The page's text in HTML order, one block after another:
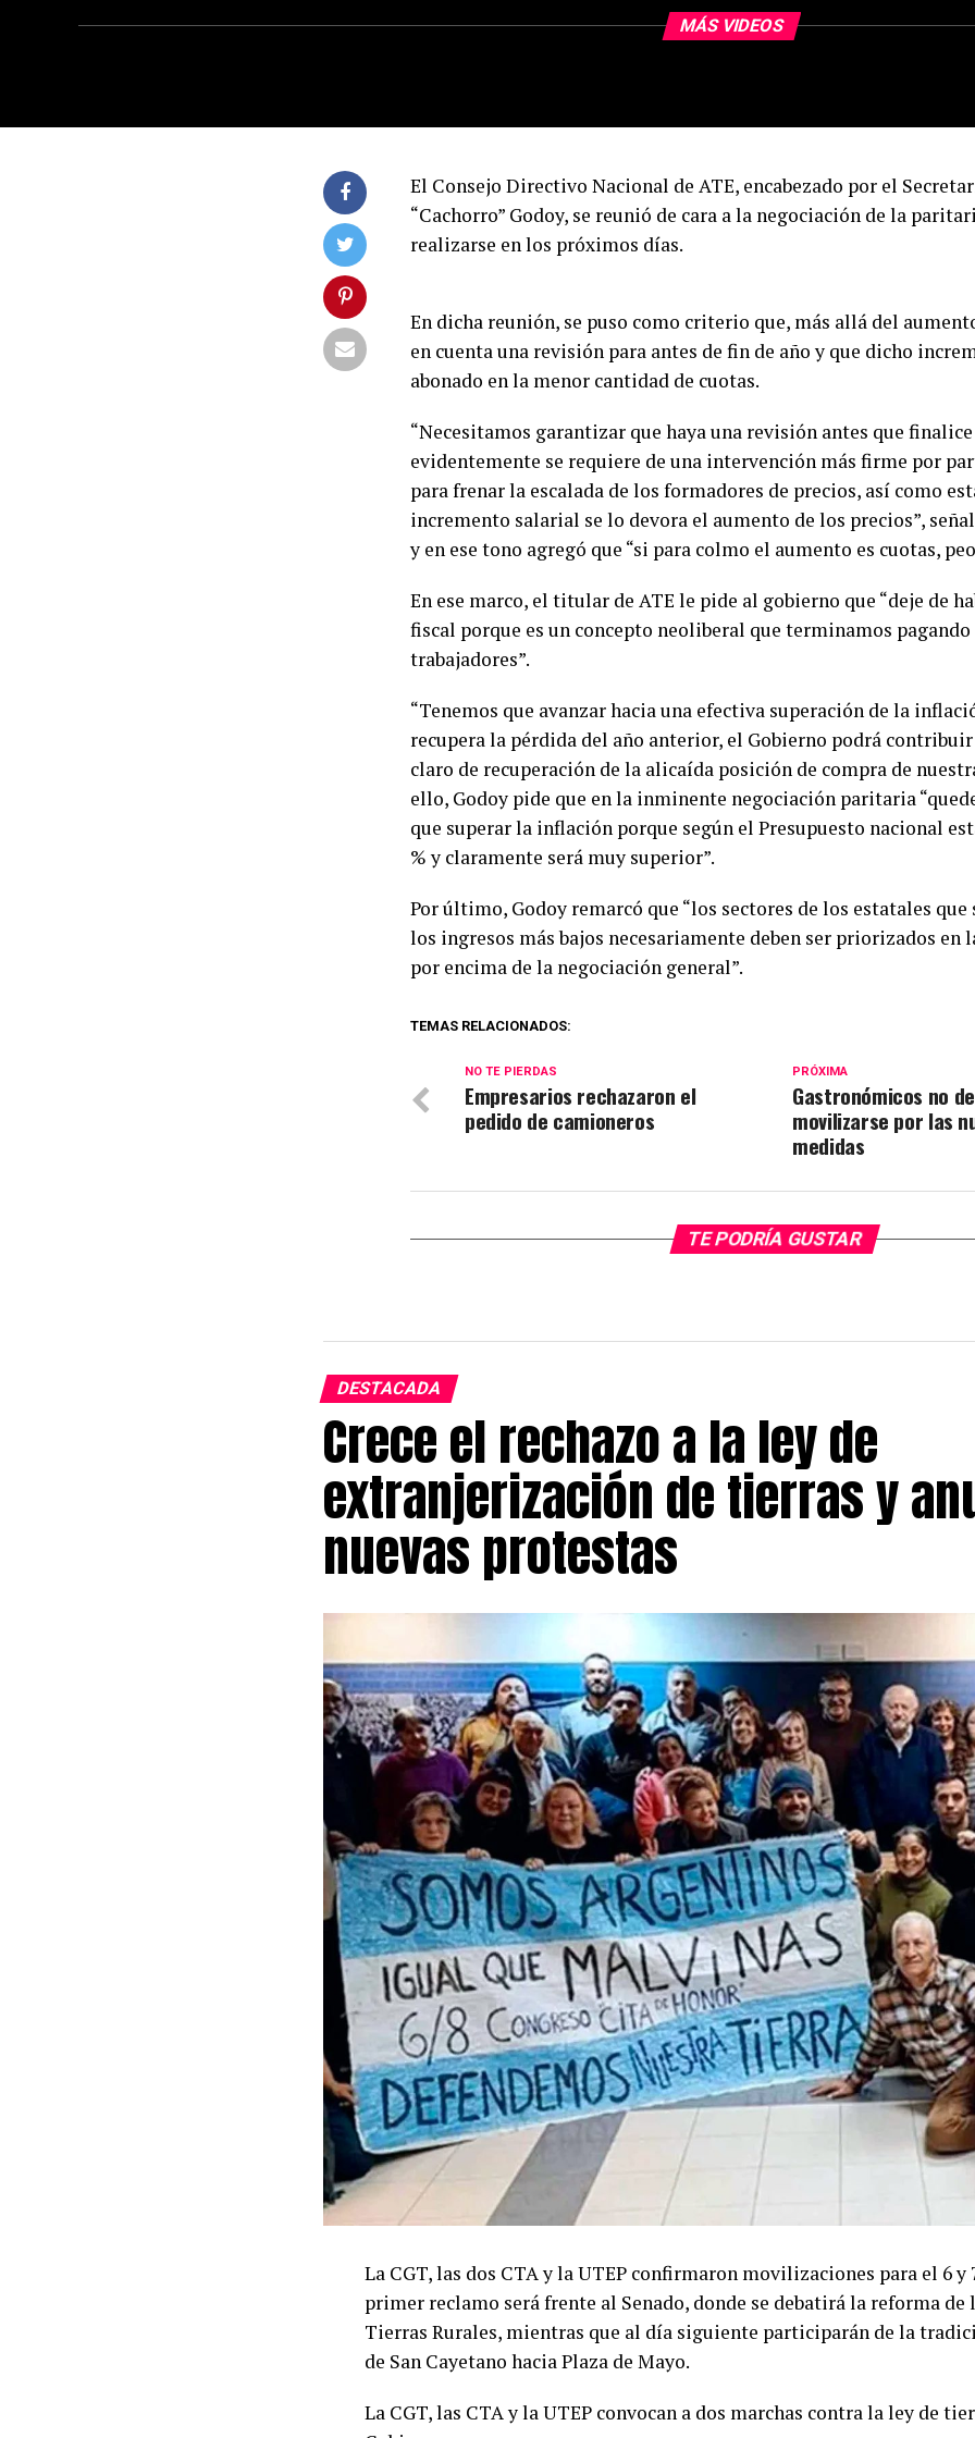
MÁS VIDEOS
El Consejo Directivo Nacional de ATE, encabezado por el
“Cachorro” Godoy, se reunió de cara a la negociación de la
realizarse en los próximos días.
En dicha reunión, se puso como criterio que, más allá del
en cuenta una revisión para antes de fin de año y que dicho
abonado en la menor cantidad de cuotas.
“Necesitamos garantizar que haya una revisión antes que
evidentemente se requiere de una intervención más firme por
para frenar la escalada de los formadores de precios, así como
incremento salarial se lo devora el aumento de los precios”,
y en ese tono agregó que “si para colmo el aumento es cuotas,
En ese marco, el titular de ATE le pide al gobierno que “deje de
fiscal porque es un concepto neoliberal que terminamos
trabajadores”.
“Tenemos que avanzar hacia una efectiva superación de la
recupera la pérdida del año anterior, el Gobierno podrá contribuir
claro de recuperación de la alicaída posición de compra de
ello, Godoy pide que en la inminente negociación paritaria
que superar la inflación porque según el Presupuesto nacional
% y claramente será muy superior”.
Por último, Godoy remarcó que “los sectores de los estatales que
los ingresos más bajos necesariamente deben ser priorizados en
por encima de la negociación general”.
TEMAS RELACIONADOS:
PRÓXIMA
Gastronómicos no
movilizarse por las
medidas
NO TE PIERDAS
Empresarios rechazaron el
pedido de camioneros
TE PODRÍA GUSTAR
DESTACADA
Crece el rechazo a la ley de
extranjerización de tierras y
nuevas protestas
La CGT, las dos CTA y la UTEP confirmaron movilizaciones para el 6 y
primer reclamo será frente al Senado, donde se debatirá la reforma de
Tierras Rurales, mientras que al día siguiente participarán de la
de San Cayetano hacia Plaza de Mayo.
La CGT, las CTA y la UTEP convocan a dos marchas contra la ley de